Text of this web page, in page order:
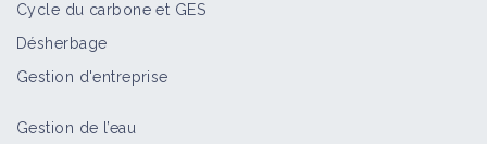
Cycle du carbone et GES
Désherbage
Gestion d'entreprise
Gestion de l’eau